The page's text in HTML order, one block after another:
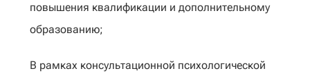
повышения квалификации и дополнительному
образованию;
В рамках консультационной психологической